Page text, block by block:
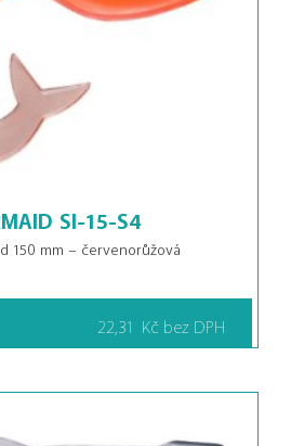
SI-15-S4
150 mm – červenorůžová
22,31 Kč bez DPH